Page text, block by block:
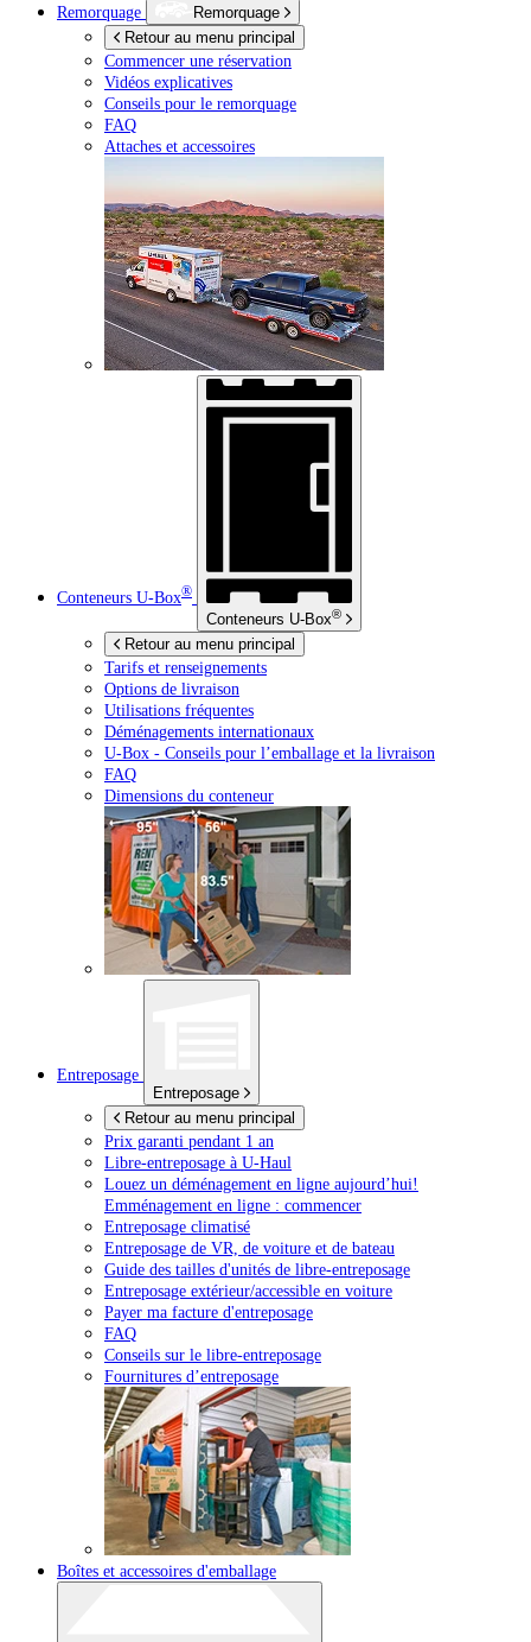
Remorquage
Remorquage
Retour au menu principal
Commencer une réservation
Vidéos explicatives
Conseils pour le remorquage
FAQ
Attaches et accessoires
Conteneurs U-Box®
Conteneurs U-Box®
Retour au menu principal
Tarifs et renseignements
Options de livraison
Utilisations fréquentes
Déménagements internationaux
U-Box - Conseils pour l’emballage et la livraison
FAQ
Dimensions du conteneur
Entreposage
Entreposage
Retour au menu principal
Prix garanti pendant 1 an
Libre-entreposage à U-Haul
Louez un déménagement en ligne aujourd’hui!
Emménagement en ligne : commencer
Entreposage climatisé
Entreposage de VR, de voiture et de bateau
Guide des tailles d'unités de libre-entreposage
Entreposage extérieur/accessible en voiture
Payer ma facture d'entreposage
FAQ
Conseils sur le libre-entreposage
Fournitures d’entreposage
Boîtes et accessoires d'emballage